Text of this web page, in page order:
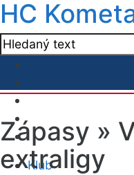
HC
Klub
Zápasy »
extraligy